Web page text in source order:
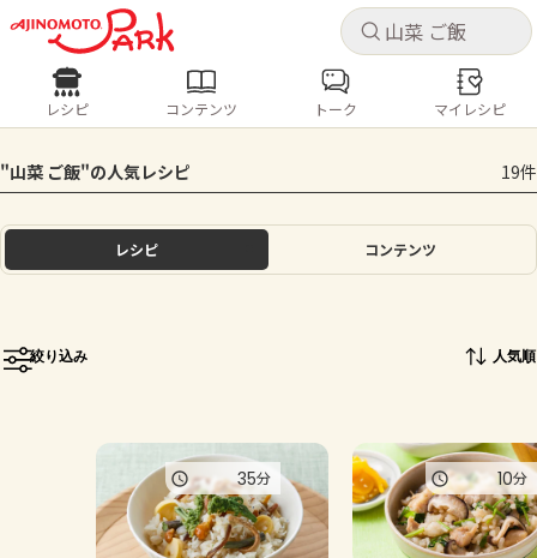
キャ
ログインするとレシピを保存できます
ログイン
ホーム
トーク
よくあるお問い合わせ
キャ
レシピ コンテンツ
人気の食材・レシピ
きゅうり なす トマト とうもろこし
ピーマン
レシピ コンテンツ トーク マイレシピ
"山菜 ご飯"の人気レシピ 19件
レシピ コンテンツ
絞り込み 人気順
35分 10分